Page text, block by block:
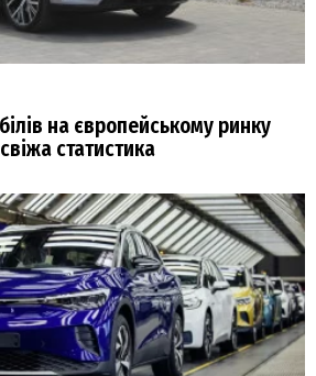
на європейському ринку
статистика